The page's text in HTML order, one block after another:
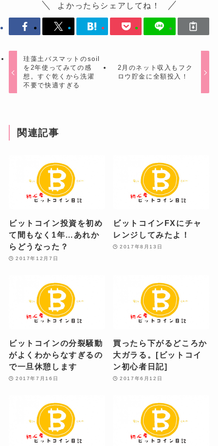
よかったらシェアしてね！
珪藻土バスマットのsoil
を2年使ってみての感
想。すぐ乾くから洗濯
不要で快適すぎる
2月のネット収入もフク
ロウ貯金に全額投入！
関連記事
ビットコイン投資を初め
て間もなく1年…あれか
らどうなった？
2017年12月7日
ビットコインFXにチャ
レンジしてみたよ！
2017年8月13日
ビットコインの分裂騒動
がよくわからなすぎるの
で一旦休憩します
2017年7月16日
買ったら下がるどころか
大ガラる。[ビットコイ
ン初心者日記]
2017年6月12日